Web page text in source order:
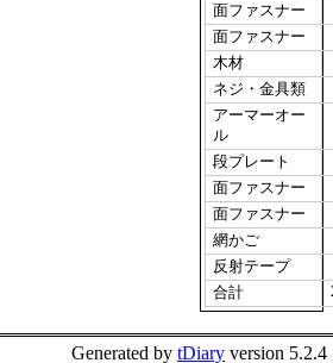
面ファスナー
面ファスナー
木材
ネジ・金具類
アーマーオー
ル
段プレート
面ファスナー
面ファスナー
網かご
反射テープ
合計
Generated by tDiary version 5.2.4